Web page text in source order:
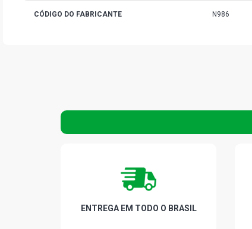
CÓDIGO DO FABRICANTE N986
ENTREGA EM TODO O BRASIL